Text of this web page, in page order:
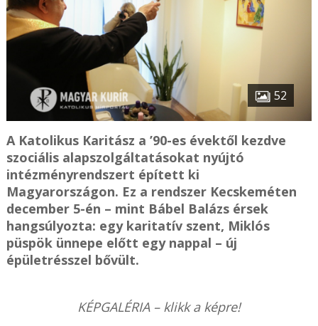
52
A Katolikus Karitász a ’90-es évektől kezdve
szociális alapszolgáltatásokat nyújtó
intézményrendszert épített ki
Magyarországon. Ez a rendszer Kecskeméten
december 5-én – mint Bábel Balázs érsek
hangsúlyozta: egy karitatív szent, Miklós
püspök ünnepe előtt egy nappal – új
épületrésszel bővült.
KÉPGALÉRIA – klikk a képre!